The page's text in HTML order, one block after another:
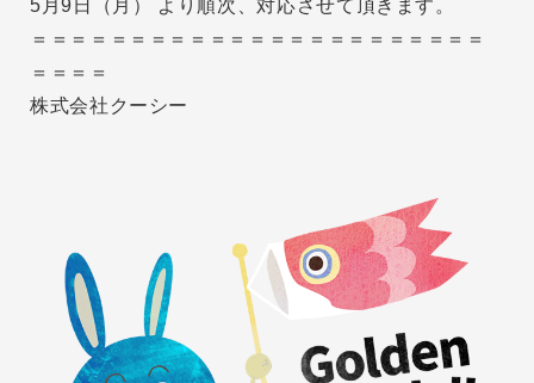
5月9日（月） より順次、対応させて頂きます。
＝＝＝＝＝＝＝＝＝＝＝＝＝＝＝＝＝＝＝＝＝＝＝
＝＝＝＝
株式会社クーシー